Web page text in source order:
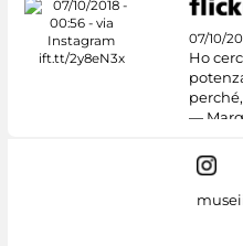
07/10/
Ho
—